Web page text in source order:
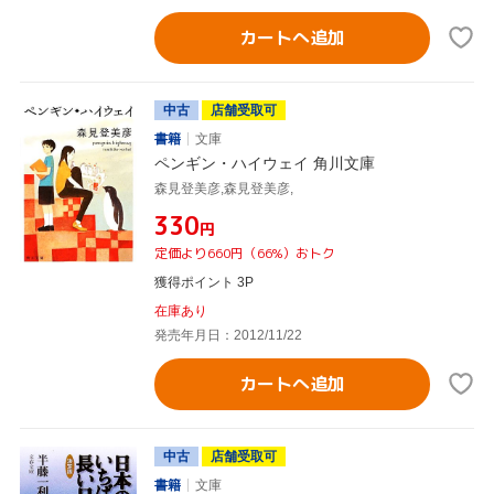
カートへ追加
中古
店舗受取可
書籍
文庫
ペンギン・ハイウェイ 角川文庫
森見登美彦,森見登美彦,
¥330円
定価より660円（66%）おトク
獲得ポイント 3P
在庫あり
発売年月日：2012/11/22
カートへ追加
中古
店舗受取可
書籍
文庫